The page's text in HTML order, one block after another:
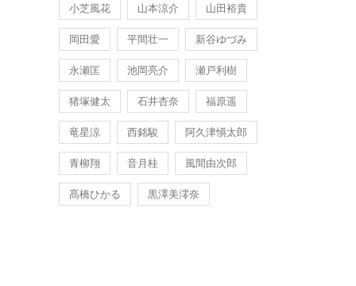
小芝風花 山本涼介 山田裕貴
岡田愛 平間壮一 新谷ゆづみ
永瀬匡 池岡亮介 瀬戸利樹
猪塚健太 石井杏奈 福原遥
竜星涼 西銘駿 阿久津愼太郎
青柳翔 音月桂 風間由次郎
髙橋ひかる 黒澤美澪奈